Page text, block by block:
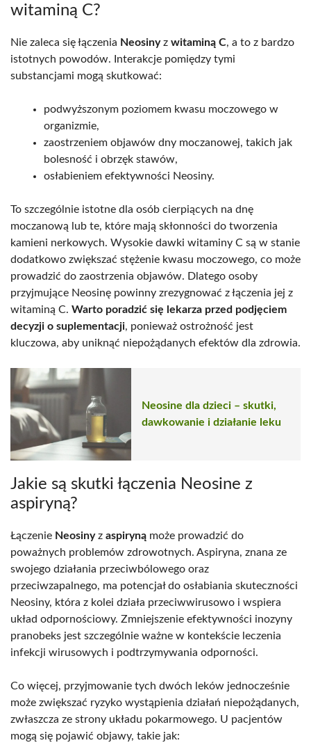
witaminą C?
Nie zaleca się łączenia Neosinyz witaminą C, a to z bardzo
istotnych powodów. Interakcje pomiędzy tymi
substancjami mogą skutkować:
podwyższonym poziomem kwasu moczowego w
organizmie,
zaostrzeniem objawów dny moczanowej, takich jak
bolesność i obrzęk stawów,
osłabieniem efektywności Neosiny.
To szczególnie istotne dla osób cierpiących na dnę
moczanową lub te, które mają skłonności do tworzenia
kamieni nerkowych. Wysokie dawki witaminy C są w stanie
dodatkowo zwiększać stężenie kwasu moczowego, co może
prowadzić do zaostrzenia objawów. Dlatego osoby
przyjmujące Neosinę powinny zrezygnować z łączenia jej z
witaminą C. Warto poradzić się lekarza przed podjęciem
decyzji o suplementacji, ponieważ ostrożność jest
kluczowa, aby uniknąć niepożądanych efektów dla zdrowia.
Neosine dla dzieci – skutki,
dawkowanie i działanie leku
Jakie są skutki łączenia Neosine z
aspiryną?
Łączenie Neosinyz aspiryną może prowadzić do
poważnych problemów zdrowotnych. Aspiryna, znana ze
swojego działania przeciwbólowego oraz
przeciwzapalnego, ma potencjał do osłabiania skuteczności
Neosiny, która z kolei działa przeciwwirusowo i wspiera
układ odpornościowy. Zmniejszenie efektywności inozyny
pranobeks jest szczególnie ważne w kontekście leczenia
infekcji wirusowych i podtrzymywania odporności.
Co więcej, przyjmowanie tych dwóch leków jednocześnie
może zwiększać ryzyko wystąpienia działań niepożądanych,
zwłaszcza ze strony układu pokarmowego. U pacjentów
mogą się pojawić objawy, takie jak: